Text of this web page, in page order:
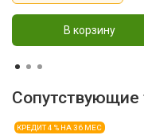
В корзину
Сопутствующие
КРЕДИТ 4 % НА 36 МЕС